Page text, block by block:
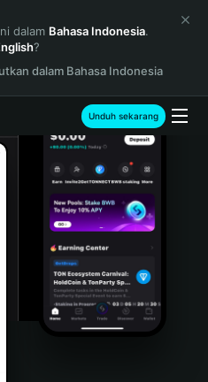
dalam Bahasa Indonesia.
?
dalam Bahasa Indonesia
Unduh sekarang